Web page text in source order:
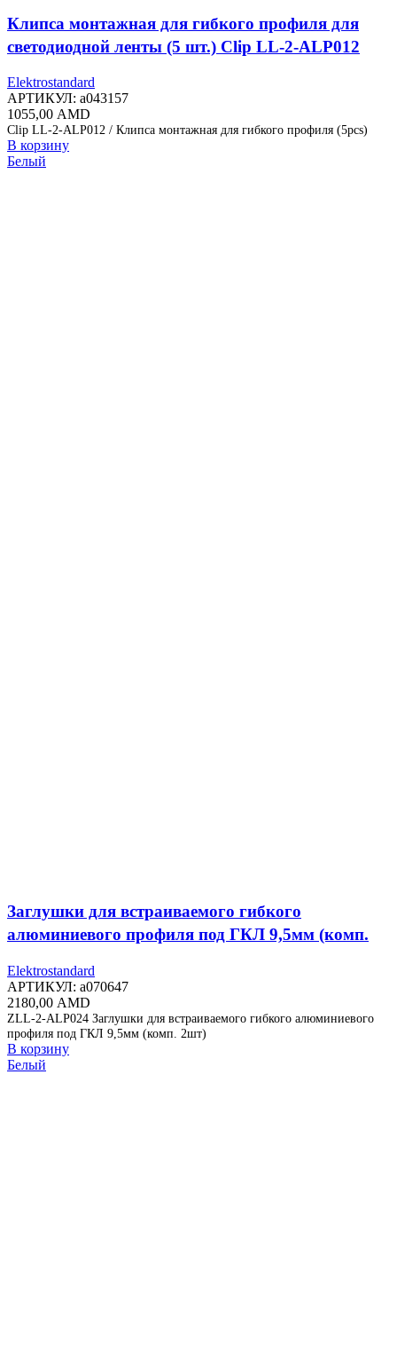
Клипса монтажная для гибкого профиля для
светодиодной ленты (5 шт.) Clip LL-2-ALP012
Elektrostandard
АРТИКУЛ: a043157
1055,00 AMD
Clip LL-2-ALP012 / Клипса монтажная для гибкого профиля (5pcs)
В корзину
Белый
Заглушки для встраиваемого гибкого
алюминиевого профиля под ГКЛ 9,5мм (комп.
Elektrostandard
АРТИКУЛ: a070647
2180,00 AMD
ZLL-2-ALP024 Заглушки для встраиваемого гибкого алюминиевого
профиля под ГКЛ 9,5мм (комп. 2шт)
В корзину
Белый